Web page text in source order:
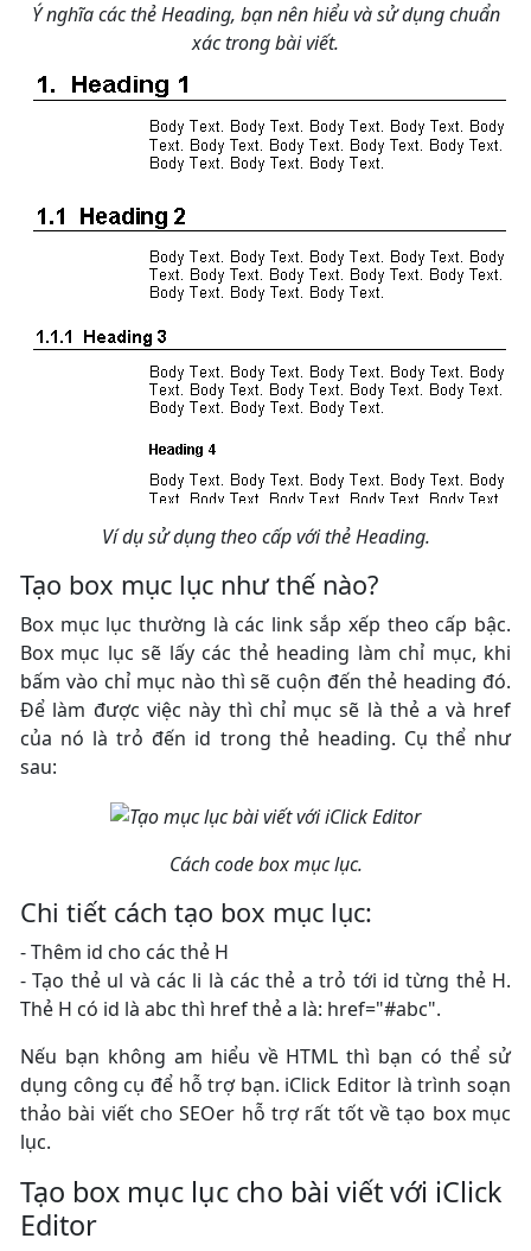
Ý nghĩa các thẻ Heading, bạn nên hiểu và sử dụng chuẩn
xác trong bài viết.
Ví dụ sử dụng theo cấp với thẻ Heading.
Tạo box mục lục như thế nào?
Box mục lục thường là các link sắp xếp theo cấp bậc.
Box mục lục sẽ lấy các thẻ heading làm chỉ mục, khi
bấm vào chỉ mục nào thì sẽ cuộn đến thẻ heading đó.
Để làm được việc này thì chỉ mục sẽ là thẻ a và href
của nó là trỏ đến id trong thẻ heading. Cụ thể như
sau:
Cách code box mục lục.
Chi tiết cách tạo box mục lục:
- Thêm id cho các thẻ H
- Tạo thẻ ul và các li là các thẻ a trỏ tới id từng thẻ H.
Thẻ H có id là abc thì href thẻ a là: href="#abc".
Nếu bạn không am hiểu về HTML thì bạn có thể sử
dụng công cụ để hỗ trợ bạn. iClick Editor là trình soạn
thảo bài viết cho SEOer hỗ trợ rất tốt về tạo box mục
lục.
Tạo box mục lục cho bài viết với iClick
Editor